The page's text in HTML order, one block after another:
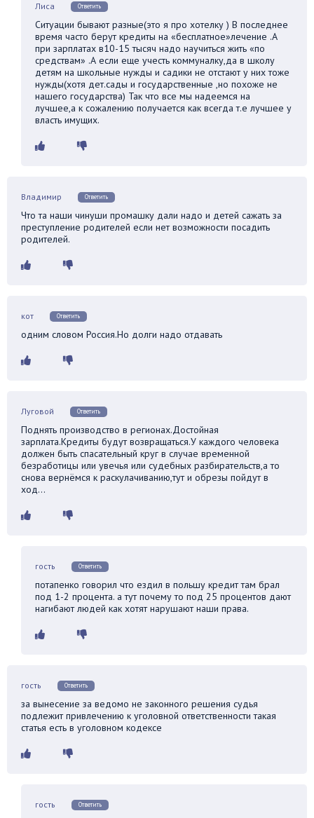
Лиса Ответить
Ситуации бывают разные(это я про хотелку ) В последнее
время часто берут кредиты на «бесплатное»лечение .А
при зарплатах в10-15 тысяч надо научиться жить «по
средствам» .А если еще учесть коммуналку,да в школу
детям на школьные нужды и садики не отстают у них тоже
нужды(хотя дет.сады и государственные ,но похоже не
нашего государства) Так что все мы надеемся на
лучшее,а к сожалению получается как всегда т.е лучшее у
власть имущих.
Владимир Ответить
Что та наши чинуши промашку дали надо и детей сажать за
преступление родителей если нет возможности посадить
родителей.
кот Ответить
одним словом Россия.Но долги надо отдавать
Луговой Ответить
Поднять производство в регионах.Достойная
зарплата.Кредиты будут возвращаться.У каждого человека
должен быть спасательный круг в случае временной
безработицы или увечья или судебных разбирательств,а то
снова вернёмся к раскулачиванию,тут и обрезы пойдут в
ход…
гость Ответить
потапенко говорил что ездил в польшу кредит там брал
под 1-2 процента. а тут почему то под 25 процентов дают
нагибают людей как хотят нарушают наши права.
гость Ответить
за вынесение за ведомо не законного решения судья
подлежит привлечению к уголовной ответственности такая
статья есть в уголовном кодексе
гость Ответить